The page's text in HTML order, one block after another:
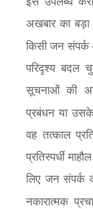
अखबार का बड़ा
किसी जन संपर्क
परिदृश्य बदल
सूचनाओं की
प्रबंधन या
वह तत्काल
प्रतिस्पर्धी
लिए जन संपर्क
नकारात्मक